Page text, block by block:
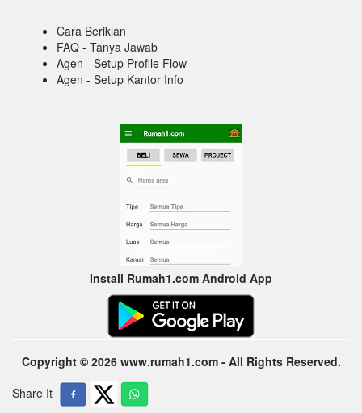
Cara Beriklan
FAQ - Tanya Jawab
Agen - Setup Profile Flow
Agen - Setup Kantor Info
Install Rumah1.com Android App
Copyright © 2026 www.rumah1.com - All Rights Reserved.
Share It